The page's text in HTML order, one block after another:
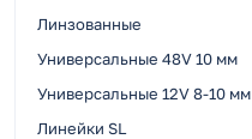
Линзованные
Универсальные 48V 10 мм
Универсальные 12V 8-10 мм
Линейки SL